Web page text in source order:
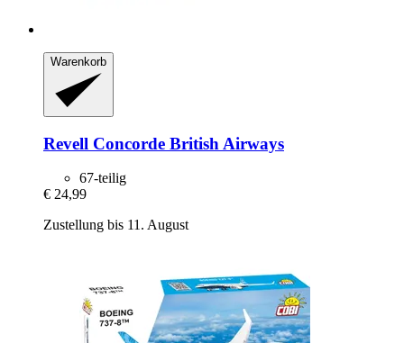
Warenkorb
Revell Concorde British Airways
67-teilig
€ 24,99
Zustellung bis 11. August